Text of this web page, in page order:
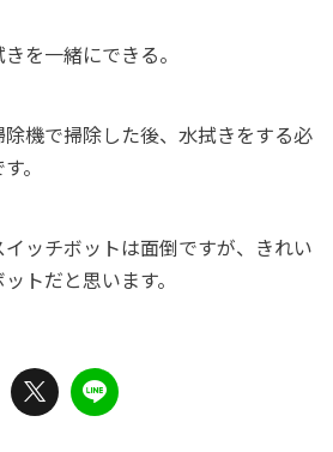
を一緒にできる。
機で掃除した後、水拭きをする必
。
ッチボットは面倒ですが、きれい
トだと思います。